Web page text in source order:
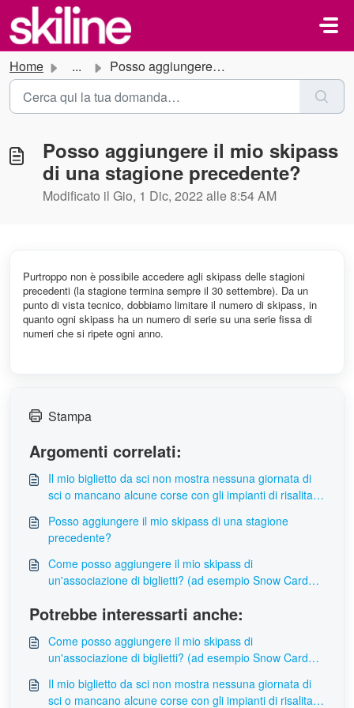
Salta al contenuto principale
Home ... Posso aggiungere il mio skipass di una stagione precedente?
Posso aggiungere il mio skipass
di una stagione precedente?
Modificato il Gio, 1 Dic, 2022 alle 8:54 AM
Purtroppo non è possibile accedere agli skipass delle stagioni
precedenti (la stagione termina sempre il 30 settembre). Da un
punto di vista tecnico, dobbiamo limitare il numero di skipass, in
quanto ogni skipass ha un numero di serie su una serie fissa di
numeri che si ripete ogni anno.
Stampa
Argomenti correlati:
Il mio biglietto da sci non mostra nessuna giornata di
sci o mancano alcune corse con gli impianti di risalita.
Posso aggiungere il mio skipass di una stagione
precedente?
Come posso aggiungere il mio skipass di
un'associazione di biglietti? (ad esempio Snow Card
Potrebbe interessarti anche:
Come posso aggiungere il mio skipass di
un'associazione di biglietti? (ad esempio Snow Card
Il mio biglietto da sci non mostra nessuna giornata di
sci o mancano alcune corse con gli impianti di risalita.